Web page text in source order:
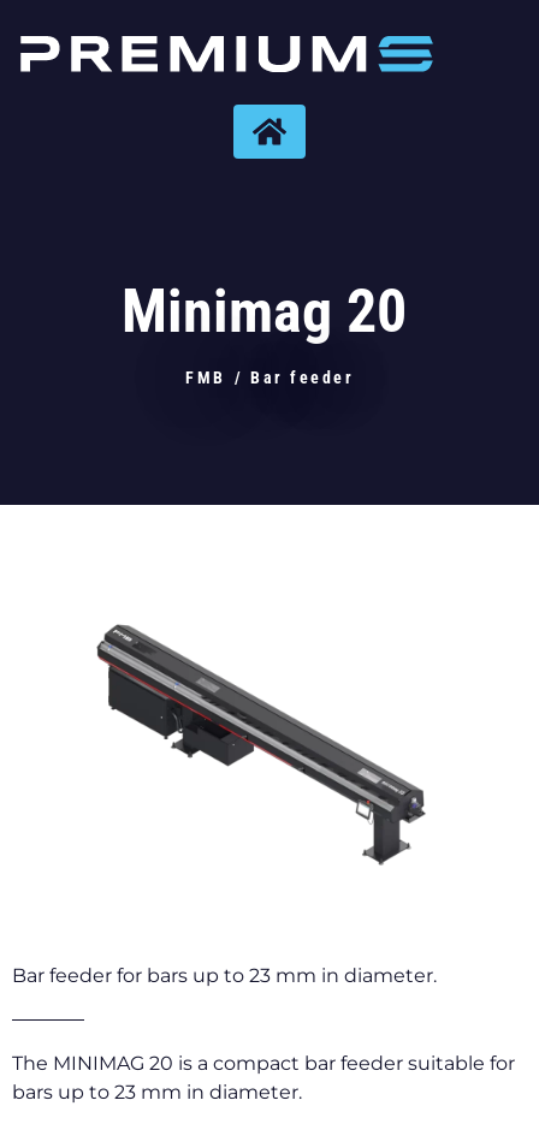
Minimag 20
FMB / Bar feeder
Bar feeder for bars up to 23 mm in diameter.
The MINIMAG 20 is a compact bar feeder suitable for
bars up to 23 mm in diameter.